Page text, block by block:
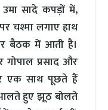
सादे कपड़ों में,
चश्मा लगाए हाथ
बैठक में आती है।
प्रसाद और
एक साथ पूछते हैं
हुए झूठ बोलते